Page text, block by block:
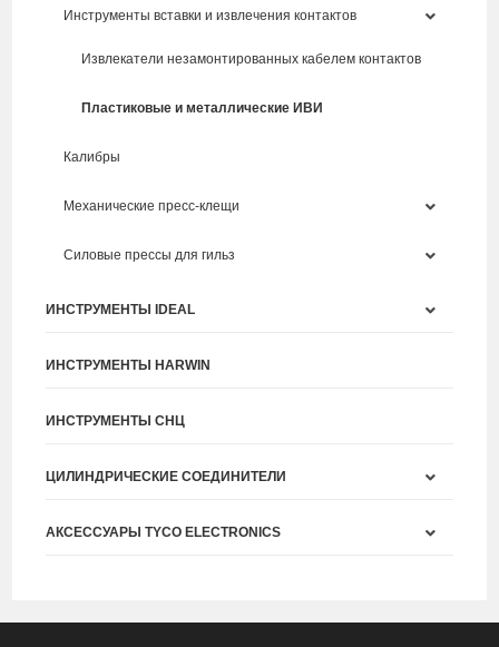
Инструменты вставки и извлечения контактов
Извлекатели незамонтированных кабелем контактов
Пластиковые и металлические ИВИ
Калибры
Механические пресс-клещи
Силовые прессы для гильз
ИНСТРУМЕНТЫ IDEAL
ИНСТРУМЕНТЫ HARWIN
ИНСТРУМЕНТЫ СНЦ
ЦИЛИНДРИЧЕСКИЕ СОЕДИНИТЕЛИ
АКСЕССУАРЫ TYCO ELECTRONICS